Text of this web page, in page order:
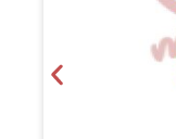
Cartagena
Castellón